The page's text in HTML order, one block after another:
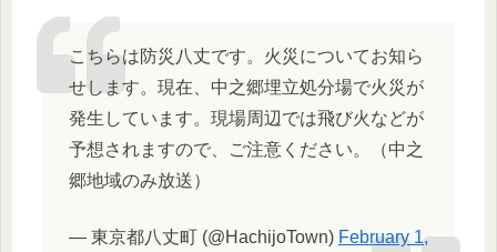
こちらは防災八丈です。火災についてお知ら
せします。現在、中之郷埋立処分場で火災が
発生しています。現場周辺では飛び火などが
予想されますので、ご注意ください。（中之
郷地域のみ放送）
— 東京都八丈町 (@HachijoTown) February 1,